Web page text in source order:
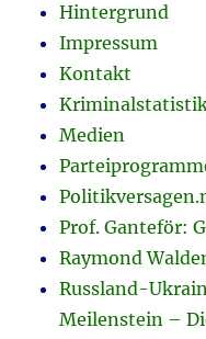
Hintergrund
Impressum
Kontakt
Medien
Prof. Ganteför:
Raymond
Russland-
Meilenstein –